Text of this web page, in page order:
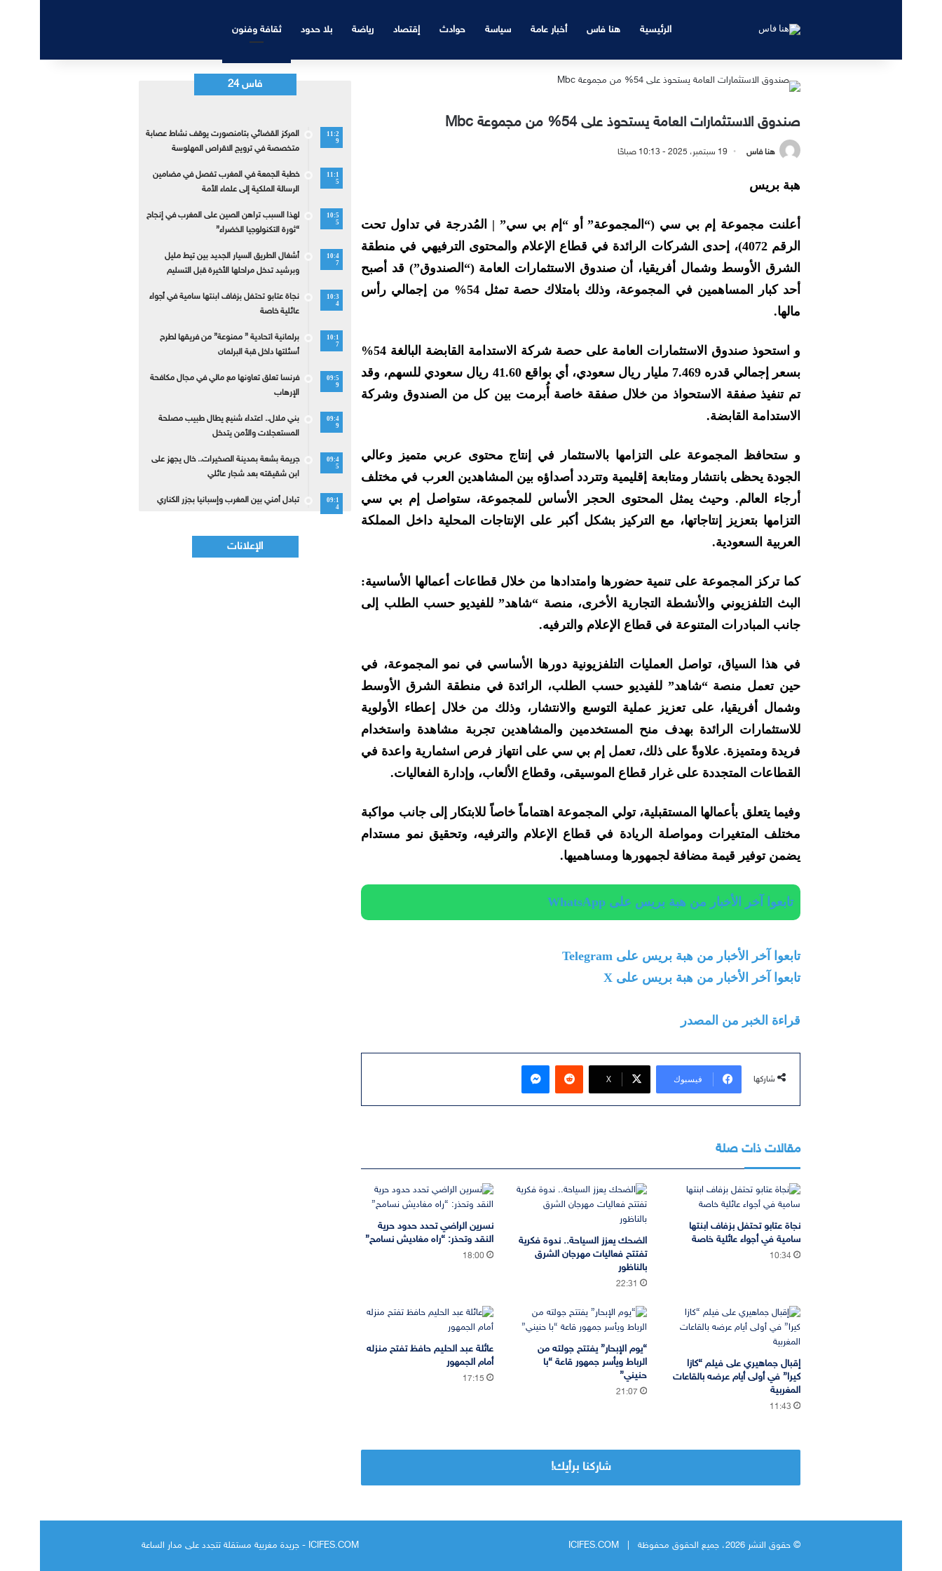
الرئيسية هنا فاس أخبار عامة سياسة حوادث إقتصاد رياضة بلا حدود ثقافة وفنون
صندوق الاستثمارات العامة يستحوذ على 54% من مجموعة Mbc
هنا فاس 19 سبتمبر، 2025 - 10:13 صباحًا
هبة بريس
أعلنت مجموعة إم بي سي (“المجموعة” أو “إم بي سي” | المُدرجة في تداول تحت
الرقم 4072)، إحدى الشركات الرائدة في قطاع الإعلام والمحتوى الترفيهي في منطقة
الشرق الأوسط وشمال أفريقيا، أن صندوق الاستثمارات العامة (“الصندوق”) قد أصبح
أحد كبار المساهمين في المجموعة، وذلك بامتلاك حصة تمثل 54% من إجمالي رأس
مالها.
و استحوذ صندوق الاستثمارات العامة على حصة شركة الاستدامة القابضة البالغة 54%
بسعر إجمالي قدره 7.469 مليار ريال سعودي، أي بواقع 41.60 ريال سعودي للسهم، وقد
تم تنفيذ صفقة الاستحواذ من خلال صفقة خاصة أُبرمت بين كل من الصندوق وشركة
الاستدامة القابضة.
و ستحافظ المجموعة على التزامها بالاستثمار في إنتاج محتوى عربي متميز وعالي
الجودة يحظى بانتشار ومتابعة إقليمية وتتردد أصداؤه بين المشاهدين العرب في مختلف
أرجاء العالم. وحيث يمثل المحتوى الحجر الأساس للمجموعة، ستواصل إم بي سي
التزامها بتعزيز إنتاجاتها، مع التركيز بشكل أكبر على الإنتاجات المحلية داخل المملكة
العربية السعودية.
كما تركز المجموعة على تنمية حضورها وامتدادها من خلال قطاعات أعمالها الأساسية:
البث التلفزيوني والأنشطة التجارية الأخرى، منصة “شاهد” للفيديو حسب الطلب إلى
جانب المبادرات المتنوعة في قطاع الإعلام والترفيه.
في هذا السياق، تواصل العمليات التلفزيونية دورها الأساسي في نمو المجموعة، في
حين تعمل منصة “شاهد” للفيديو حسب الطلب، الرائدة في منطقة الشرق الأوسط
وشمال أفريقيا، على تعزيز عملية التوسع والانتشار، وذلك من خلال إعطاء الأولوية
للاستثمارات الرائدة بهدف منح المستخدمين والمشاهدين تجربة مشاهدة واستخدام
فريدة ومتميزة. علاوةً على ذلك، تعمل إم بي سي على انتهاز فرص اسثمارية واعدة في
القطاعات المتجددة على غرار قطاع الموسيقى، وقطاع الألعاب، وإدارة الفعاليات.
وفيما يتعلق بأعمالها المستقبلية، تولي المجموعة اهتماماً خاصاً للابتكار إلى جانب مواكبة
مختلف المتغيرات ومواصلة الريادة في قطاع الإعلام والترفيه، وتحقيق نمو مستدام
يضمن توفير قيمة مضافة لجمهورها ومساهميها.
تابعوا آخر الأخبار من هبة بريس على WhatsApp
تابعوا آخر الأخبار من هبة بريس على Telegram
تابعوا آخر الأخبار من هبة بريس على X
قراءة الخبر من المصدر
شاركها فيسبوك ‫X
ماسنجر
مقالات ذات صلة
نجاة عتابو تحتفل بزفاف ابنتها
سامية في أجواء عائلية خاصة
10:34
الضحك يعزز السياحة.. ندوة فكرية
تفتتح فعاليات مهرجان الشرق
بالناظور
22:31
نسرين الراضي تحدد حدود حرية
النقد وتحذر: “راه مغاديش نسامح”
18:00
إقبال جماهيري على فيلم “كازا
كيرا” في أولى أيام عرضه بالقاعات
المغربية
11:43
“يوم الإبحار” يفتتح جولته من
الرباط ويأسر جمهور قاعة “با
حنيني”
21:07
عائلة عبد الحليم حافظ تفتح منزله
أمام الجمهور
17:15
شاركنا برأيك!
فاس 24
11:2
9
المركز القضائي بتامنصورت يوقف نشاط عصابة
متخصصة في ترويج الاقراص المهلوسة
11:1
5
خطبة الجمعة في المغرب تفصل في مضامين
الرسالة الملكية إلى علماء الأمة
10:5
5
لهذا السبب تراهن الصين على المغرب في إنجاح
“ثورة التكنولوجيا الخضراء”
10:4
7
أشغال الطريق السيار الجديد بين تيط مليل
وبرشيد تدخل مراحلها الأخيرة قبل التسليم
10:3
4
نجاة عتابو تحتفل بزفاف ابنتها سامية في أجواء
عائلية خاصة
10:1
7
برلمانية اتحادية ” ممنوعة” من فريقها لطرح
أسئلتها داخل قبة البرلمان
09:5
9
فرنسا تعلق تعاونها مع مالي في مجال مكافحة
الإرهاب
09:4
9
بني ملال.. اعتداء شنيع يطال طبيب مصلحة
المستعجلات والأمن يتدخل
09:4
5
جريمة بشعة بمدينة الصخيرات.. خال يجهز على
ابن شقيقته بعد شجار عائلي
09:1
4
تبادل أمني بين المغرب وإسبانيا بجزر الكناري
الإعلانات
© حقوق النشر 2026، جميع الحقوق محفوظة | ICIFES.COM ICIFES.COM - جريدة مغربية مستقلة تتجدد على مدار الساعة